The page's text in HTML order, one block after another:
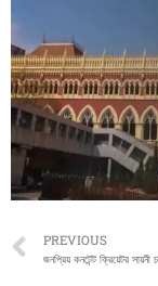
Prev
PREVIOUS